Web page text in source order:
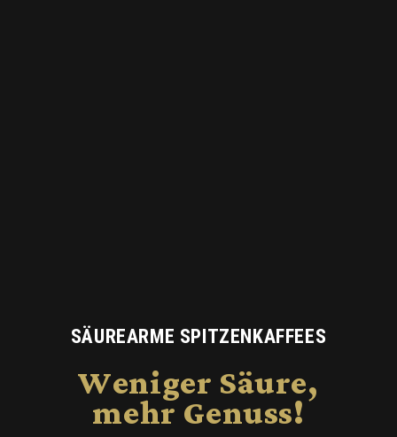
SÄUREARME SPITZENKAFFEES
Weniger Säure,
mehr Genuss!